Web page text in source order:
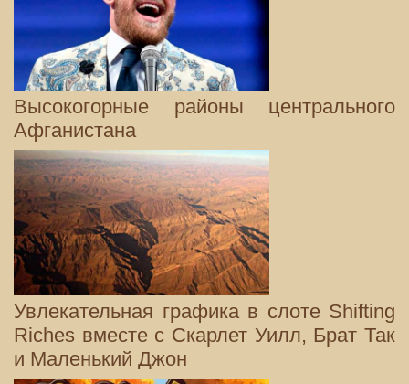
Высокогорные районы центрального
Афганистана
Увлекательная графика в слоте Shifting
Riches вместе с Скарлет Уилл, Брат Так
и Маленький Джон